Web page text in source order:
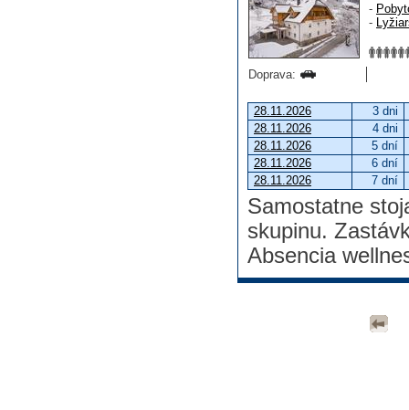
-
-
Doprava:
28.11.2026
3 dni
28.11.2026
4 dni
28.11.2026
5 dní
28.11.2026
6 dní
28.11.2026
7 dní
Samostatne
skupinu.
Absencia